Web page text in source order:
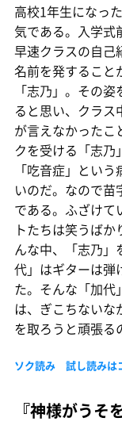
高校1年生になっ
気である。入学式
早速クラスの自己
名前を発すること
「志乃」。その
ると思い、クラ
が言えなかったこ
クを受ける「志乃
「吃音症」とい
いのだ。なので
である。ふざけて
トたちは笑うば
んな中、「志乃」
代」はギターは弾
た。そんな「加代
は、ぎこちない
を取ろうと頑張る
ソク読み 試し読みは
『神様がうそ